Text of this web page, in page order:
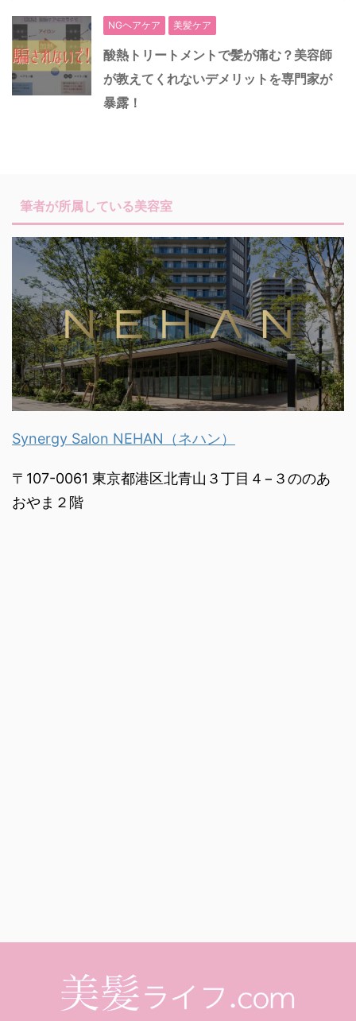
NGヘアケア 美髪ケア
酸熱トリートメントで髪が痛む？美容師
が教えてくれないデメリットを専門家が
暴露！
筆者が所属している美容室
Synergy Salon NEHAN（ネハン）
〒107-0061 東京都港区北青山３丁目４−３ののあ
おやま２階